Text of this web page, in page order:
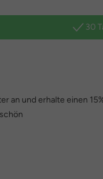
30
an und erhalte einen